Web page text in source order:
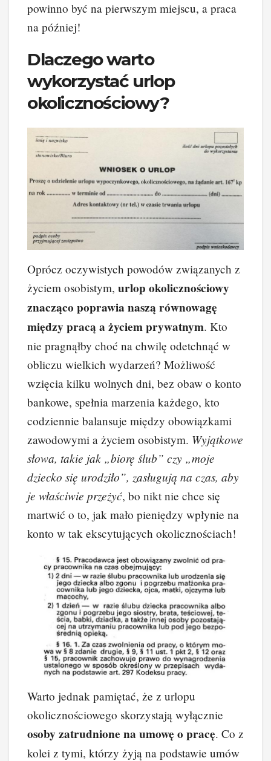
powinno być na pierwszym miejscu, a praca
na później!
Dlaczego warto
wykorzystać urlop
okolicznościowy?
Oprócz oczywistych powodów związanych z
życiem osobistym, urlop okolicznościowy
znacząco poprawia naszą równowagę
między pracą a życiem prywatnym. Kto
nie pragnąłby choć na chwilę odetchnąć w
obliczu wielkich wydarzeń? Możliwość
wzięcia kilku wolnych dni, bez obaw o konto
bankowe, spełnia marzenia każdego, kto
codziennie balansuje między obowiązkami
zawodowymi a życiem osobistym. Wyjątkowe
słowa, takie jak „biorę ślub” czy „moje
dziecko się urodziło”, zasługują na czas, aby
je właściwie przeżyć, bo nikt nie chce się
martwić o to, jak mało pieniędzy wpłynie na
konto w tak ekscytujących okolicznościach!
Warto jednak pamiętać, że z urlopu
okolicznościowego skorzystają wyłącznie
osoby zatrudnione na umowę o pracę. Co z
kolei z tymi, którzy żyją na podstawie umów